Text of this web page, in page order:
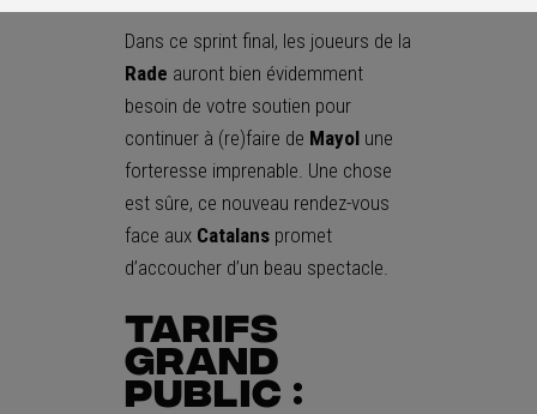
Dans ce sprint final, les joueurs de la
Rade auront bien évidemment
besoin de votre soutien pour
continuer à (re)faire de Mayol une
forteresse imprenable. Une chose
est sûre, ce nouveau rendez-vous
face aux Catalans promet
d’accoucher d’un beau spectacle.
Tarifs
Grand
Public :